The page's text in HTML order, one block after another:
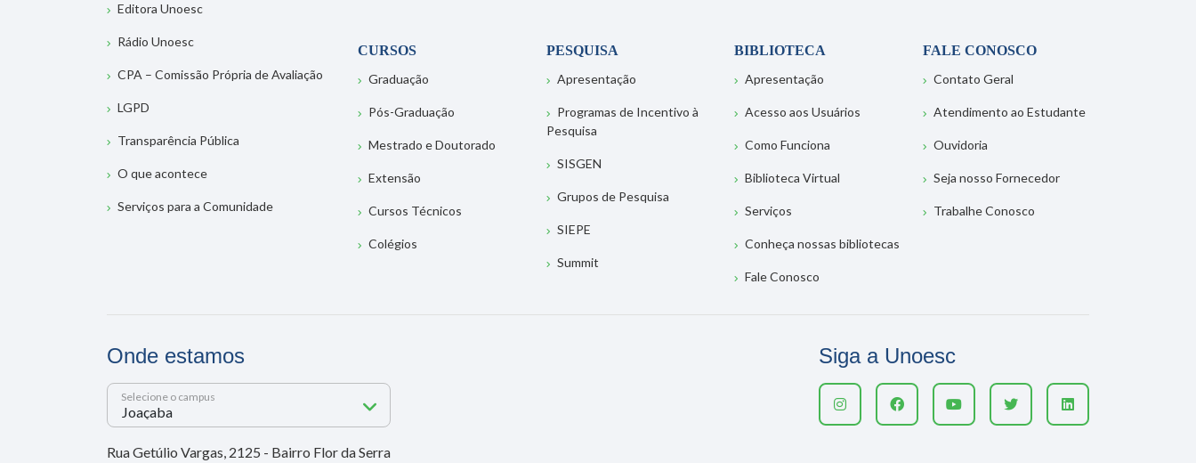
Editora Unoesc
Rádio Unoesc
CPA – Comissão Própria de Avaliação
LGPD
Transparência Pública
O que acontece
Serviços para a Comunidade
CURSOS
Graduação
Pós-Graduação
Mestrado e Doutorado
Extensão
Cursos Técnicos
Colégios
PESQUISA
Apresentação
Programas de Incentivo à
Pesquisa
SISGEN
Grupos de Pesquisa
SIEPE
Summit
BIBLIOTECA
Apresentação
Acesso aos Usuários
Como Funciona
Biblioteca Virtual
Serviços
Conheça nossas bibliotecas
Fale Conosco
FALE CONOSCO
Contato Geral
Atendimento ao Estudante
Ouvidoria
Seja nosso Fornecedor
Trabalhe Conosco
Onde estamos
Selecione o campus
Rua Getúlio Vargas, 2125 - Bairro Flor da Serra
Siga a Unoesc